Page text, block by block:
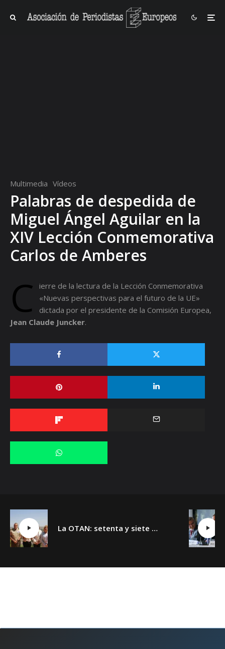
Multimedia Vídeos
Palabras de despedida de
Miguel Ángel Aguilar en la
XIV Lección Conmemorativa
Carlos de Amberes
C ierre de la lectura de la Lección Conmemorativa
«Nuevas perspectivas para el futuro de la UE»
dictada por el presidente de la Comisión Europea,
Jean Claude Juncker.
La OTAN: setenta y siete años y un día